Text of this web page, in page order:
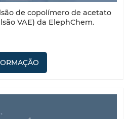
de copolímero de acetato
VAE) da ElephChem.